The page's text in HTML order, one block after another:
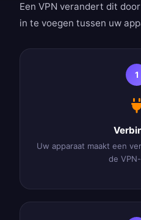
Een VPN verandert dit
in te voegen tussen uw
1
Uw apparaat maakt een
de